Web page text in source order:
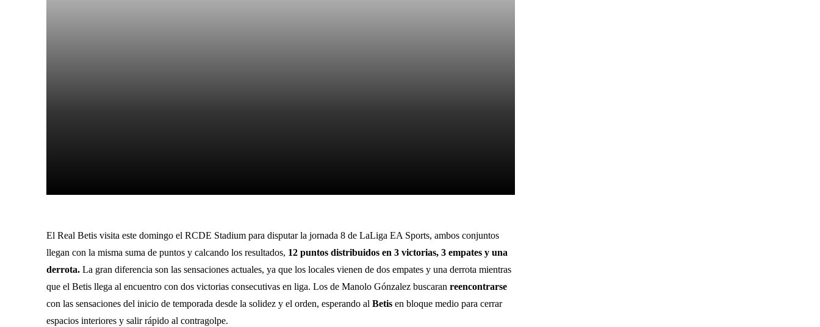
El Real Betis visita este domingo el RCDE Stadium para disputar la jornada 8 de LaLiga EA Sports, ambos conjuntos
llegan con la misma suma de puntos y calcando los resultados, 12 puntos distribuidos en 3 victorias, 3 empates y una
derrota. La gran diferencia son las sensaciones actuales, ya que los locales vienen de dos empates y una derrota mientras
que el Betis llega al encuentro con dos victorias consecutivas en liga. Los de Manolo Gónzalez buscaran reencontrarse
con las sensaciones del inicio de temporada desde la solidez y el orden, esperando al Betis en bloque medio para cerrar
espacios interiores y salir rápido al contragolpe.